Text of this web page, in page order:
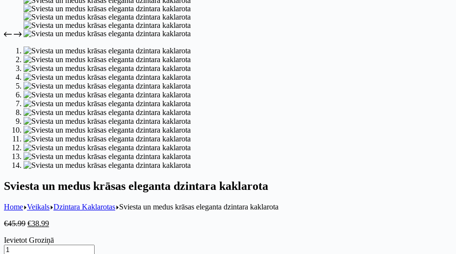
Sviesta un medus krāsas eleganta dzintara kaklarota
Home Veikals Dzintara Kaklarotas Sviesta un medus krāsas eleganta dzintara kaklarota
€45.99 €38.99
Ievietot Groziņā